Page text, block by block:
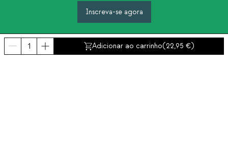
Adicionar ao carrinho(22,95 )
Inscreva-se agora
Sobre nós